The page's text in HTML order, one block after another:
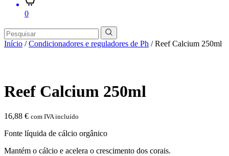
0
Início /Condicionadores e reguladores de Ph / Reef Calcium 250ml
Reef Calcium 250ml
16,88 € com IVA incluído
Fonte líquida de cálcio orgânico
Mantém o cálcio e acelera o crescimento dos corais.